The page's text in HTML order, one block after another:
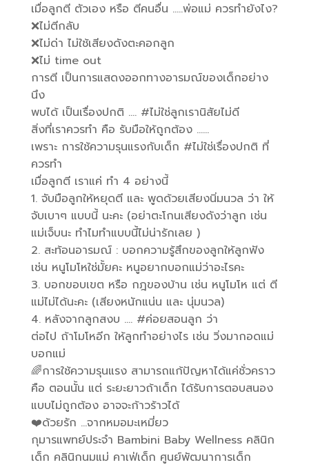
เมื่อลูกตี ตัวเอง หรือ ตีคนอื่น …..พ่อแม่ ควรทำยังไง?
❌ไม่ตีกลับ
❌ไม่ด่า ไม่ใช้เสียงดังตะคอกลูก
❌ไม่ time out
การตี เป็นการแสดงออกทางอารมณ์ของเด็กอย่าง
นึง
พบได้ เป็นเรื่องปกติ …. #ไม่ใช่ลูกเรานิสัยไม่ดี
สิ่งที่เราควรทำ คือ รับมือให้ถูกต้อง ……
เพราะ การใช้ความรุนแรงกับเด็ก #ไม่ใช่เรื่องปกติ ที่
ควรทำ
เมื่อลูกตี เราแค่ ทำ 4 อย่างนี้
1. จับมือลูกให้หยุดตี และ พูดด้วยเสียงนิ่มนวล ว่า ให้
จับเบาๆ แบบนี้ นะคะ (อย่าตะโกนเสียงดังว่าลูก เช่น
แม่เจ็บนะ ทำไมทำแบบนี้ไม่น่ารักเลย )
2. สะท้อนอารมณ์ : บอกความรู้สึกของลูกให้ลูกฟัง
เช่น หนูโมโหใช่มั้ยคะ หนูอยากบอกแม่ว่าอะไรคะ
3. บอกขอบเขต หรือ กฎของบ้าน เช่น หนูโมโห แต่ ตี
แม่ไม่ได้นะคะ (เสียงหนักแน่น และ นุ่มนวล)
4. หลังจากลูกสงบ …. #ค่อยสอนลูก ว่า
ต่อไป ถ้าโมโหอีก ให้ลูกทำอย่างไร เช่น วิ่งมากอดแม่
บอกแม่
🌈การใช้ความรุนแรง สามารถแก้ปัญหาได้แค่ชั่วคราว
คือ ตอนนั้น แต่ ระยะยาวถ้าเด็ก ได้รับการตอบสนอง
แบบไม่ถูกต้อง อาจจะก้าวร้าวได้
❤️ด้วยรัก …จากหมอมะเหมี่ยว
กุมารแพทย์ประจำ Bambini Baby Wellness คลินิก
เด็ก คลินิกนมแม่ คาเฟ่เด็ก ศูนย์พัฒนาการเด็ก